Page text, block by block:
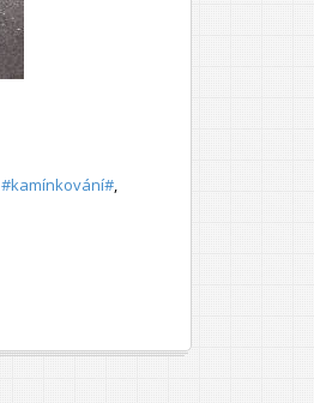
#kamínkování#